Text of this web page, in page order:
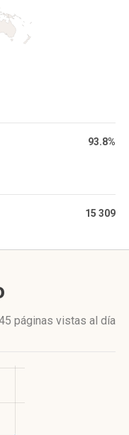
93.8%
15 309
páginas vistas al día